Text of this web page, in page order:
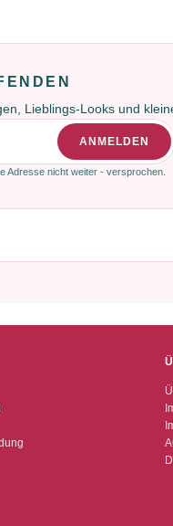
Lieblings-Looks und
ANMELDEN
Adresse nicht weiter - versprochen.